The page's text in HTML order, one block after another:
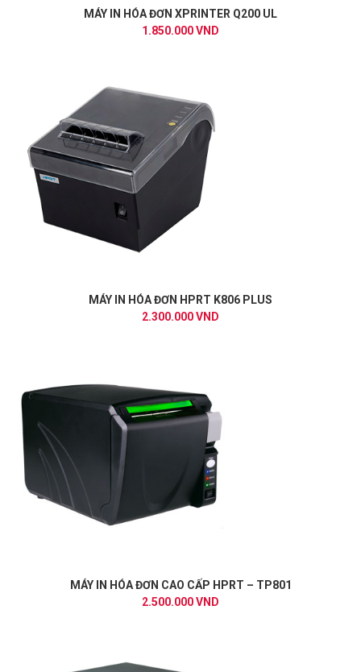
MÁY IN HÓA ĐƠN XPRINTER Q200 UL
1.850.000 VND
MÁY IN HÓA ĐƠN HPRT K806 PLUS
2.300.000 VND
MÁY IN HÓA ĐƠN CAO CẤP HPRT – TP801
2.500.000 VND